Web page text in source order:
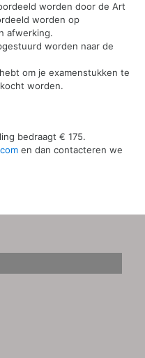
worden door de Art
worden op
afwerking.
worden naar de
om je examenstukken te
worden.
bedraagt € 175.
en dan contacteren we